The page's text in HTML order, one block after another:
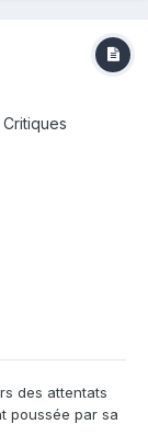
Critiques
des attentats
poussée par sa